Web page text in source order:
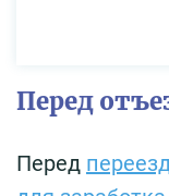
Перед
Перед